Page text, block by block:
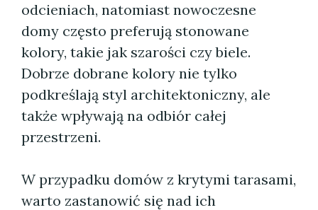
odcieniach, natomiast nowoczesne
domy często preferują stonowane
kolory, takie jak szarości czy biele.
Dobrze dobrane kolory nie tylko
podkreślają styl architektoniczny, ale
także wpływają na odbiór całej
przestrzeni.
W przypadku domów z krytymi tarasami,
warto zastanowić się nad ich